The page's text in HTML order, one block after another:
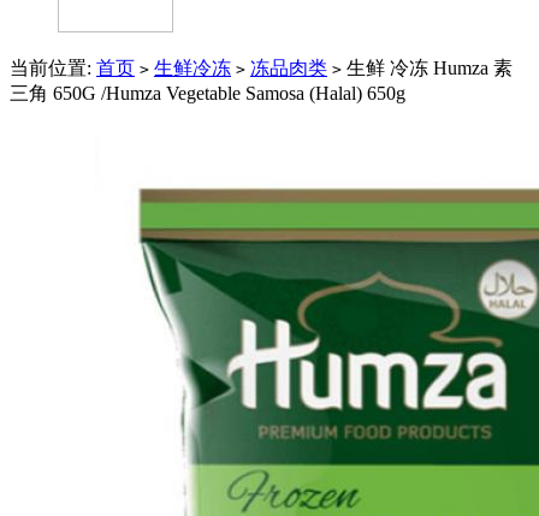
当前位置: 首页 > 生鲜冷冻 > 冻品肉类 > 生鲜 冷冻 Humza 素
三角 650G /Humza Vegetable Samosa (Halal) 650g